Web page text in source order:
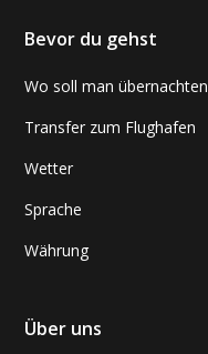
Bevor du gehst
Wo soll man übernachten
Transfer zum Flughafen
Wetter
Sprache
Währung
Über uns